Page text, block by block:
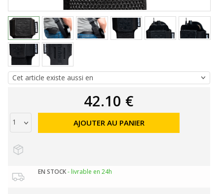
42.10 €
AJOUTER AU PANIER
EN STOCK- livrable en 24h